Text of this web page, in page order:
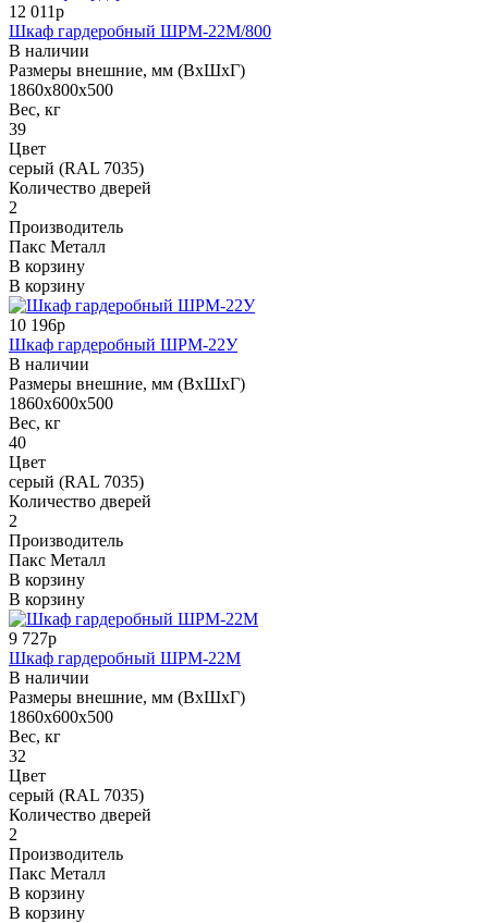
12 011р
Шкаф гардеробный ШРМ-22М/800
В наличии
Размеры внешние, мм (ВхШхГ)
1860x800x500
Вес, кг
39
Цвет
серый (RAL 7035)
Количество дверей
2
Производитель
Пакс Металл
В корзину
В корзину
10 196р
Шкаф гардеробный ШРМ-22У
В наличии
Размеры внешние, мм (ВхШхГ)
1860x600x500
Вес, кг
40
Цвет
серый (RAL 7035)
Количество дверей
2
Производитель
Пакс Металл
В корзину
В корзину
9 727р
Шкаф гардеробный ШРМ-22М
В наличии
Размеры внешние, мм (ВхШхГ)
1860x600x500
Вес, кг
32
Цвет
серый (RAL 7035)
Количество дверей
2
Производитель
Пакс Металл
В корзину
В корзину